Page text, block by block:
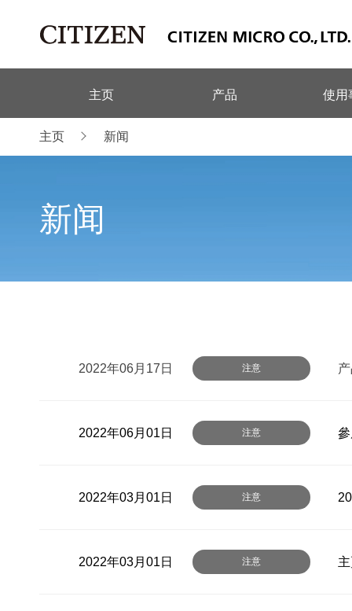
主页 产品 使用
主页 新闻
新闻
2022年06月17日 注意
2022年06月01日 注意
2022年03月01日 注意
2022年03月01日 注意